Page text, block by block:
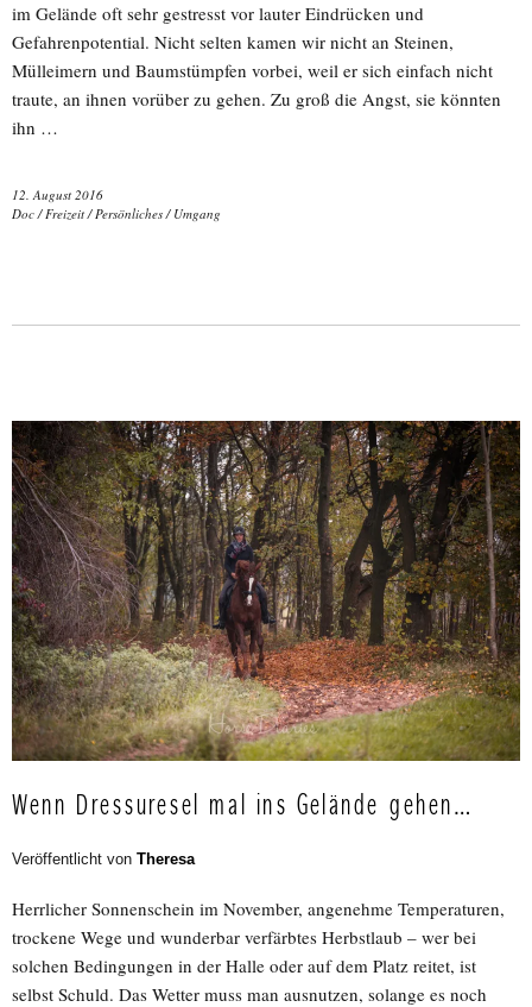
im Gelände oft sehr gestresst vor lauter Eindrücken und
Gefahrenpotential. Nicht selten kamen wir nicht an Steinen,
Mülleimern und Baumstümpfen vorbei, weil er sich einfach nicht
traute, an ihnen vorüber zu gehen. Zu groß die Angst, sie könnten
ihn …
12. August 2016
Doc/Freizeit/Persönliches/ Umgang
Wenn Dressuresel mal ins Gelände gehen…
Veröffentlicht von Theresa
Herrlicher Sonnenschein im November, angenehme Temperaturen,
trockene Wege und wunderbar verfärbtes Herbstlaub – wer bei
solchen Bedingungen in der Halle oder auf dem Platz reitet, ist
selbst Schuld. Das Wetter muss man ausnutzen, solange es noch